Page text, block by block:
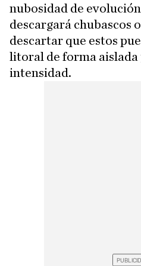
nubosidad de
descargará chubascos
descartar que estos
litoral de forma aislada
intensidad.